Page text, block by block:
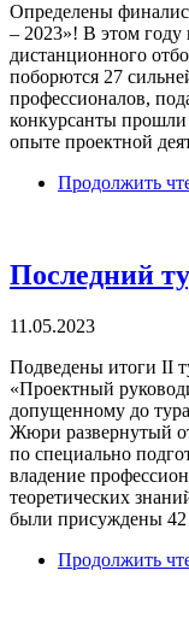
Определены
– 2023»! В этом году
дистанционного
поборются 27
профессионалов,
конкурсанты прошли
опыте проектной
Продолжить
Последний
11.05.2023
Подведены итоги II
«Проектный
допущенному до
Жюри развернутый
по специально
владение
теоретических
были присуждены 42
Продолжить